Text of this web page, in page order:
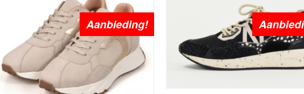
Aanbieding!